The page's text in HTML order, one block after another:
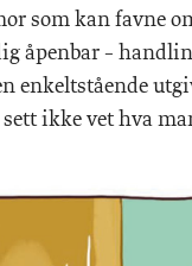
som kan favne
åpenbar –
enkeltstående
ikke vet hva